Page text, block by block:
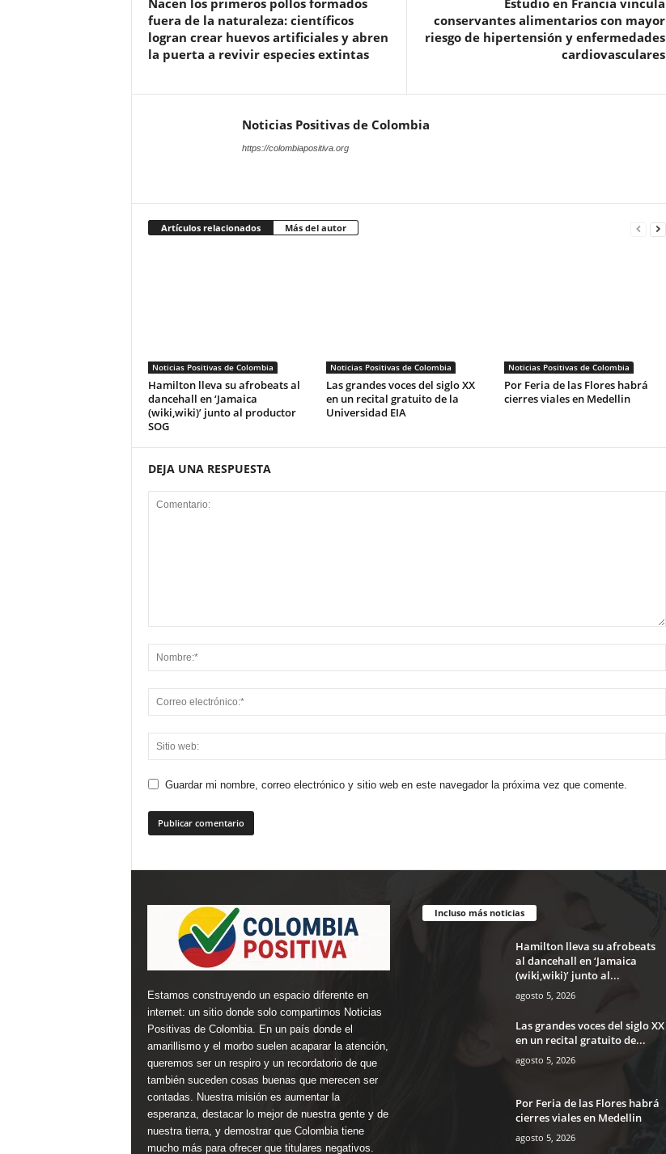
Nacen los primeros pollos formados
fuera de la naturaleza: científicos
logran crear huevos artificiales y abren
la puerta a revivir especies extintas
Estudio en Francia vincula
conservantes alimentarios con mayor
riesgo de hipertensión y enfermedades
cardiovasculares
Noticias Positivas de Colombia
https://colombiapositiva.org
Artículos relacionados Más del autor
Noticias Positivas de Colombia
Hamilton lleva su afrobeats al
dancehall en ‘Jamaica
(wiki,wiki)’ junto al productor
SOG
Noticias Positivas de Colombia
Las grandes voces del siglo XX
en un recital gratuito de la
Universidad EIA
Noticias Positivas de Colombia
Por Feria de las Flores habrá
cierres viales en Medellin
DEJA UNA RESPUESTA
Guardar mi nombre, correo electrónico y sitio web en este navegador la próxima vez que comente.
Estamos construyendo un espacio diferente en
internet: un sitio donde solo compartimos Noticias
Positivas de Colombia. En un país donde el
amarillismo y el morbo suelen acaparar la atención,
queremos ser un respiro y un recordatorio de que
también suceden cosas buenas que merecen ser
contadas. Nuestra misión es aumentar la
esperanza, destacar lo mejor de nuestra gente y de
nuestra tierra, y demostrar que Colombia tiene
mucho más para ofrecer que titulares negativos.
Incluso más noticias
Hamilton lleva su afrobeats
al dancehall en ‘Jamaica
(wiki,wiki)’ junto al...
agosto 5, 2026
Las grandes voces del siglo XX
en un recital gratuito de...
agosto 5, 2026
Por Feria de las Flores habrá
cierres viales en Medellin
agosto 5, 2026